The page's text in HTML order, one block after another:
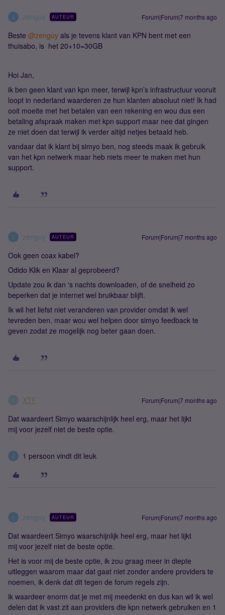
Z zenguy AUTEUR Forum|Forum|7 months ago
Beste ​ @zenguy als je tevens klant van KPN bent met een
thuisabo, is het 20+10=30GB
Hoi Jan,
ik ben geen klant van kpn meer, terwijl kpn’s infrastructuur vooruit
loopt in nederland waarderen ze hun klanten absoluut niet! Ik had
ooit moeite met het betalen van een rekening en wou dus een
betaling afspraak maken met kpn support maar nee dat gingen
ze niet doen dat terwijl ik verder altijd netjes betaald heb.
vandaar dat ik klant bij simyo ben, nog steeds maak ik gebruik
van het kpn netwerk maar heb niets meer te maken met hun
support.
Z zenguy AUTEUR Forum|Forum|7 months ago
Ook geen coax kabel?
Odido Klik en Klaar al geprobeerd?
Update zou ik dan ‘s nachts downloaden, of de snelheid zo
beperken dat je internet wel bruikbaar blijft.
Ik wil het liefst niet veranderen van provider omdat ik wel
tevreden ben, maar wou wel helpen door simyo feedback te
geven zodat ze mogelijk nog beter gaan doen.
XTF Forum|Forum|7 months ago
Dat waardeert Simyo waarschijnlijk heel erg, maar het lijkt
mij voor jezelf niet de beste optie.
Z 1 persoon vindt dit leuk
Z zenguy AUTEUR Forum|Forum|7 months ago
Dat waardeert Simyo waarschijnlijk heel erg, maar het lijkt
mij voor jezelf niet de beste optie.
Het is voor mij de beste optie, ik zou graag meer in diepte
uitleggen waarom maar dat gaat niet zonder andere providers te
noemen, ik denk dat dit tegen de forum regels zijn.
ik waardeer enorm dat je met mij meedenkt en dus kan wil ik wel
delen dat ik vast zit aan providers die kpn netwerk gebruiken en 1